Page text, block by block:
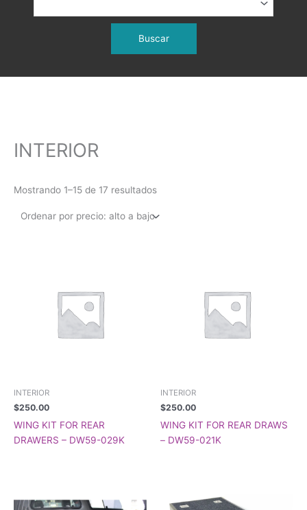
INTERIOR
Mostrando 1–15 de 17 resultados
INTERIOR
$250.00
WING KIT FOR REAR
DRAWERS – DW59-029K
INTERIOR
$250.00
WING KIT FOR REAR DRAWS
– DW59-021K